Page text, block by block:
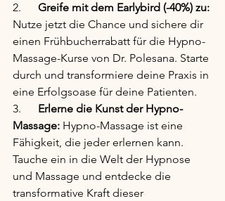
2. Greife mit dem Earlybird (-40%) zu:
Nutze jetzt die Chance und sichere dir
einen Frühbucherrabatt für die Hypno-
Massage-Kurse von Dr. Polesana. Starte
durch und transformiere deine Praxis in
eine Erfolgsoase für deine Patienten.
3. Erlerne die Kunst der Hypno-
Massage: Hypno-Massage ist eine
Fähigkeit, die jeder erlernen kann.
Tauche ein in die Welt der Hypnose
und Massage und entdecke die
transformative Kraft dieser